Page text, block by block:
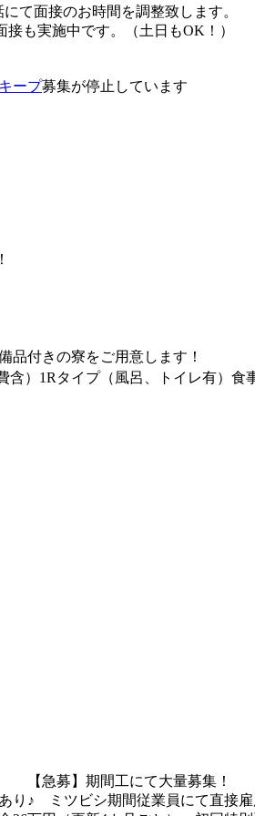
て面接のお時間を調整致します。
も実施中です。（土日もOK！）
キープ募集が停止しています
品付きの寮をご用意します！
）1Rタイプ（風呂、トイレ有）食
【急募】期間工にて大量募集！
り♪ ミツビシ期間従業員にて直接